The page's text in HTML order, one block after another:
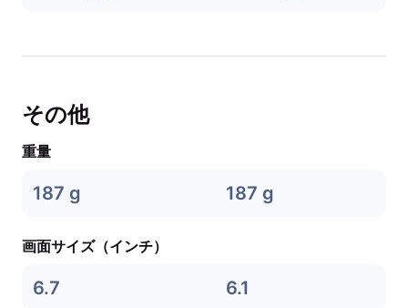
その他
重量
187 g 187 g
画面サイズ（インチ）
6.7 6.1